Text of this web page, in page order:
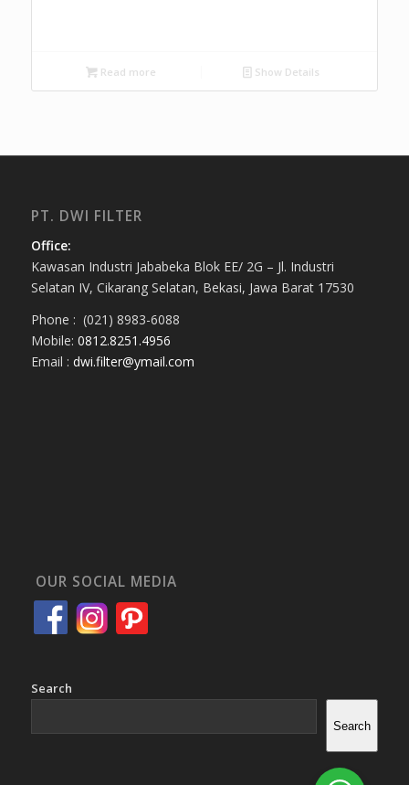
Read more Show Details
PT. DWI FILTER
Office:
Kawasan Industri Jababeka Blok EE/ 2G – Jl. Industri
Selatan IV, Cikarang Selatan, Bekasi, Jawa Barat 17530
Phone : (021) 8983-6088
Mobile: 0812.8251.4956
Email : dwi.filter@ymail.com
OUR SOCIAL MEDIA
Search
Search